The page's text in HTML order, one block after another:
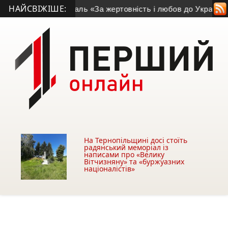
НАЙСВІЖІШЕ:
отримав медаль «За жертовність і любов до України» •
На Тернопільщині досі стоїть
радянський меморіал із
написами про «Велику
Вітчизняну» та «буржуазних
націоналістів»